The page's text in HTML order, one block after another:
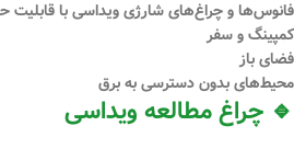
فانوس‌ها و چراغ‌های شارژی ویداسی با
کمپینگ و سفر
فضای باز
محیط‌های بدون دسترسی به برق
🔹 چراغ مطالعه ویداسی